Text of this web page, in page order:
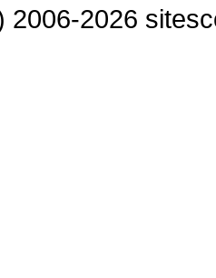
2006-2026